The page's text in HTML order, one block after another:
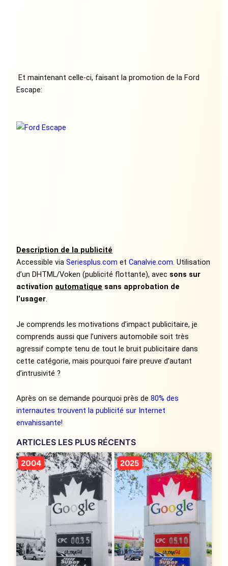
Et maintenant celle-ci, faisant la promotion de la Ford
Escape:
Description de la publicité
Accessible viaSeriesplus.com etCanalvie.com. Utilisation
d’un DHTML/Voken (publicité flottante), avec sons sur
activation automatique sans approbation de
l’usager.
Je comprends les motivations d’impact publicitaire, je
comprends aussi que l’univers automobile soit très
agressif compte tenu de tout le bruit publicitaire dans
cette catégorie, mais pourquoi faire preuve d’autant
d’intrusivité ?
Après on se demande pourquoi près de80% des
internautes trouvent la publicité sur Internet
envahissante!
ARTICLES LES PLUS RÉCENTS